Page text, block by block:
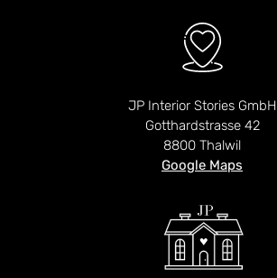
JP Interior Stories GmbH
Gotthardstrasse 42
8800 Thalwil
Google Maps